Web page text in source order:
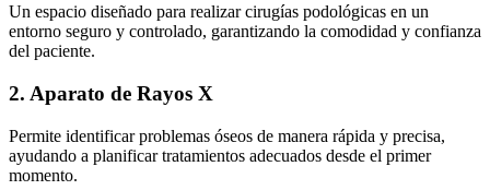
Un espacio diseñado para realizar cirugías podológicas en un
entorno seguro y controlado, garantizando la comodidad y confianza
del paciente.
2. Aparato de Rayos X
Permite identificar problemas óseos de manera rápida y precisa,
ayudando a planificar tratamientos adecuados desde el primer
momento.